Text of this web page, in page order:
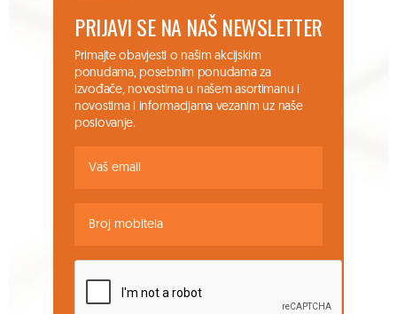
PRIJAVI SE NA NAŠ NEWSLETTER
Primajte obavjesti o našim akcijskim
ponudama, posebnim ponudama za
izvođače, novostima u našem asortimanu i
novostima i informacijama vezanim uz naše
poslovanje.